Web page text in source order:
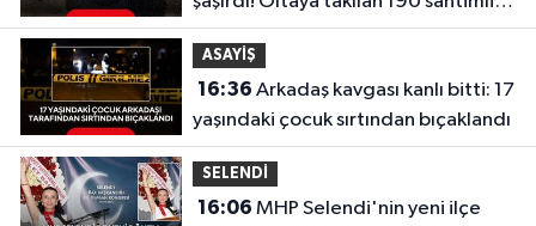
dev yayın balığı
ASAYİŞ
16:36
yaşındaki çocuk sırtından bıçaklandı
SELENDİ
16:06